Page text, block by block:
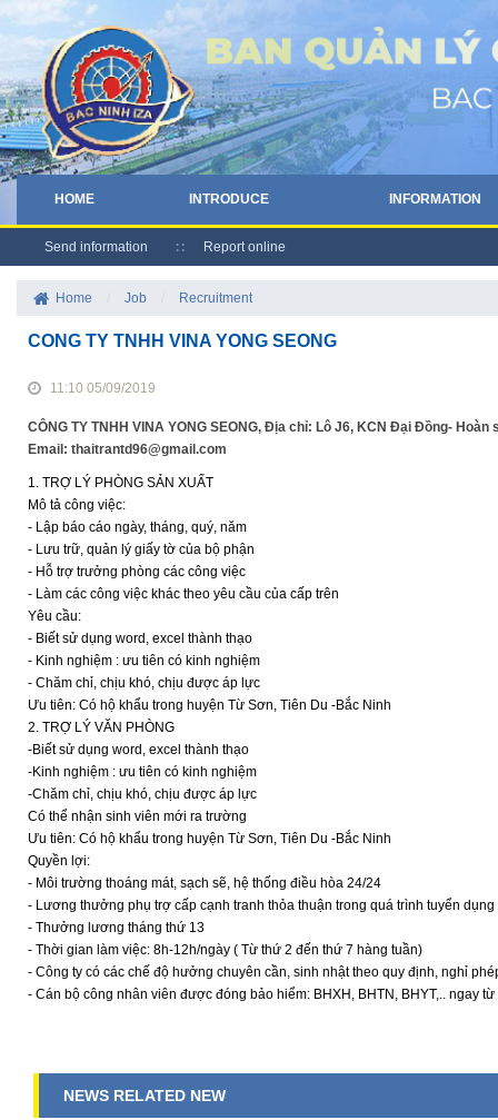
HOME INTRODUCE INFORMATION
Send information Report online
Home Job Recruitment
CONG TY TNHH VINA YONG SEONG
11:10 05/09/2019
CÔNG TY TNHH VINA YONG SEONG, Địa chỉ: Lô J6, KCN Đại Đồng-
Email: thaitrantd96@gmail.com
1. TRỢ LÝ PHÒNG SẢN XUẤT
Mô tả công việc:
- Lập báo cáo ngày, tháng, quý, năm
- Lưu trữ, quản lý giấy tờ của bộ phận
- Hỗ trợ trưởng phòng các công việc
- Làm các công việc khác theo yêu cầu của cấp trên
Yêu cầu:
- Biết sử dụng word, excel thành thạo
- Kinh nghiệm : ưu tiên có kinh nghiệm
- Chăm chỉ, chịu khó, chịu được áp lực
Ưu tiên: Có hộ khẩu trong huyện Từ Sơn, Tiên Du -Bắc Ninh
2. TRỢ LÝ VĂN PHÒNG
-Biết sử dụng word, excel thành thạo
-Kinh nghiệm : ưu tiên có kinh nghiệm
-Chăm chỉ, chịu khó, chịu được áp lực
Có thể nhận sinh viên mới ra trường
Ưu tiên: Có hộ khẩu trong huyện Từ Sơn, Tiên Du -Bắc Ninh
Quyền lợi:
- Môi trường thoáng mát, sạch sẽ, hệ thống điều hòa 24/24
- Lương thưởng phụ trợ cấp cạnh tranh thỏa thuận trong quá trình tuyển dụng
- Thưởng lương tháng thứ 13
- Thời gian làm việc: 8h-12h/ngày ( Từ thứ 2 đến thứ 7 hàng tuần)
- Công ty có các chế độ hưởng chuyên cần, sinh nhật theo quy định, nghỉ
- Cán bộ công nhân viên được đóng bảo hiểm: BHXH, BHTN, BHYT,.. ngay
NEWS RELATED NEW